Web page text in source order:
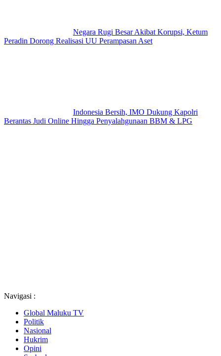
Negara Rugi Besar Akibat Korupsi, Ketum
Peradin Dorong Realisasi UU Perampasan Aset
Indonesia Bersih, IMO Dukung Kapolri
Berantas Judi Online Hingga Penyalahgunaan BBM & LPG
Navigasi :
Global Maluku TV
Politik
Nasional
Hukrim
Opini